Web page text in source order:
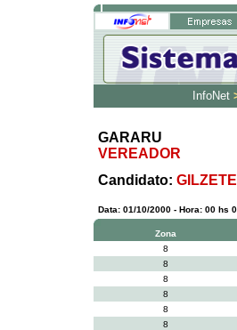
InfoNet
GARARU
VEREADOR
Candidato:
Data: 01/10/2000 - Hora: 00 hs
Zona
8
8
8
8
8
8